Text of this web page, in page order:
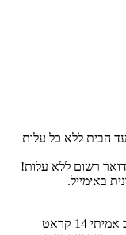
עד הבית ללא כל עלות
באימייל.
תכשיטי זהב – מתכת תכשיטי הזהב עשויה מזהב אמיתי 14 קראט